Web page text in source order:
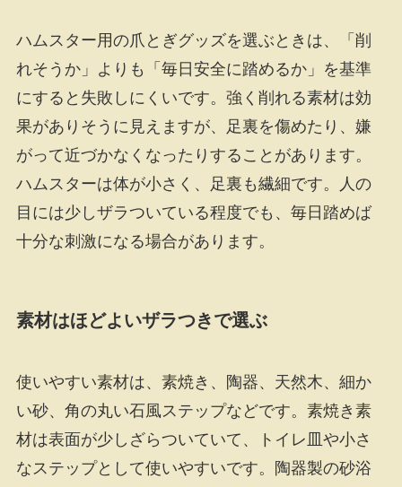
ハムスター用の爪とぎグッズを選ぶときは、「削
れそうか」よりも「毎日安全に踏めるか」を基準
にすると失敗しにくいです。強く削れる素材は効
果がありそうに見えますが、足裏を傷めたり、嫌
がって近づかなくなったりすることがあります。
ハムスターは体が小さく、足裏も繊細です。人の
目には少しザラついている程度でも、毎日踏めば
十分な刺激になる場合があります。
素材はほどよいザラつきで選ぶ
使いやすい素材は、素焼き、陶器、天然木、細か
い砂、角の丸い石風ステップなどです。素焼き素
材は表面が少しざらついていて、トイレ皿や小さ
なステップとして使いやすいです。陶器製の砂浴